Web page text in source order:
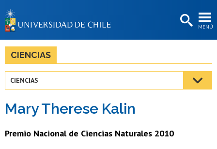
MENÚ
BIBLIOTECAS
Estudiantes
Académicas/os
Funcionarias/os
CIENCIAS
CIENCIAS
Mary Therese Kalin
Premio Nacional de Ciencias Naturales 2010